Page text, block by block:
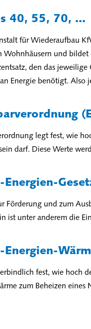
40, 55, 70, ...
für Wiederaufbau
Wohnhäusern und
den das
Energie benötigt. Also
legt fest, wie
darf. Diese Werte
Förderung und zum
ist unter anderem die
Energien-
fest, wie hoch
zum Beheizen